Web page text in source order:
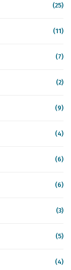
(25)
(11)
(7)
(2)
(9)
(4)
(6)
(6)
(3)
(5)
(4)